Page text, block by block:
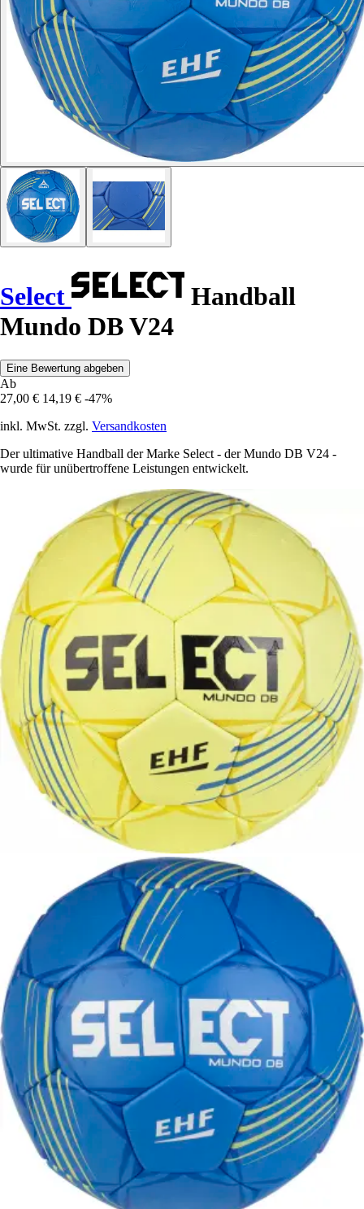
Select
Handball
Mundo DB V24
Eine Bewertung abgeben
Ab
27,00 € 14,19 € -47%
inkl. MwSt. zzgl. Versandkosten
Der ultimative Handball der Marke Select - der Mundo DB V24 -
wurde für unübertroffene Leistungen entwickelt.